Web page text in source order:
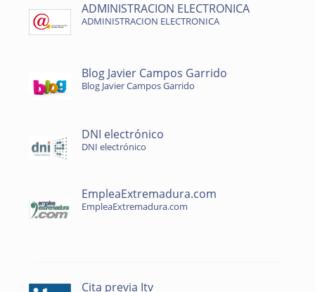
ADMINISTRACION ELECTRONICA
ADMINISTRACION ELECTRONICA
Blog Javier Campos Garrido
Blog Javier Campos Garrido
DNI electrónico
DNI electrónico
EmpleaExtremadura.com
EmpleaExtremadura.com
Cita previa Itv